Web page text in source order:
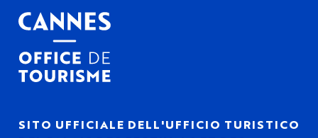
SITO UFFICIALE DELL'UFFICIO TURISTICO